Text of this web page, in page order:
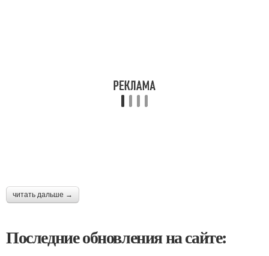
читать дальше →
Последние обновления на сайте: